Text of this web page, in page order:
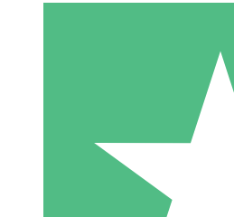
10 Downloaden
20 00